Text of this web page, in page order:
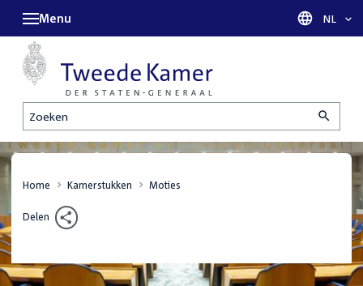
Zoeken
Menu Taal
NL
Home Kamerstukken Moties
Delen